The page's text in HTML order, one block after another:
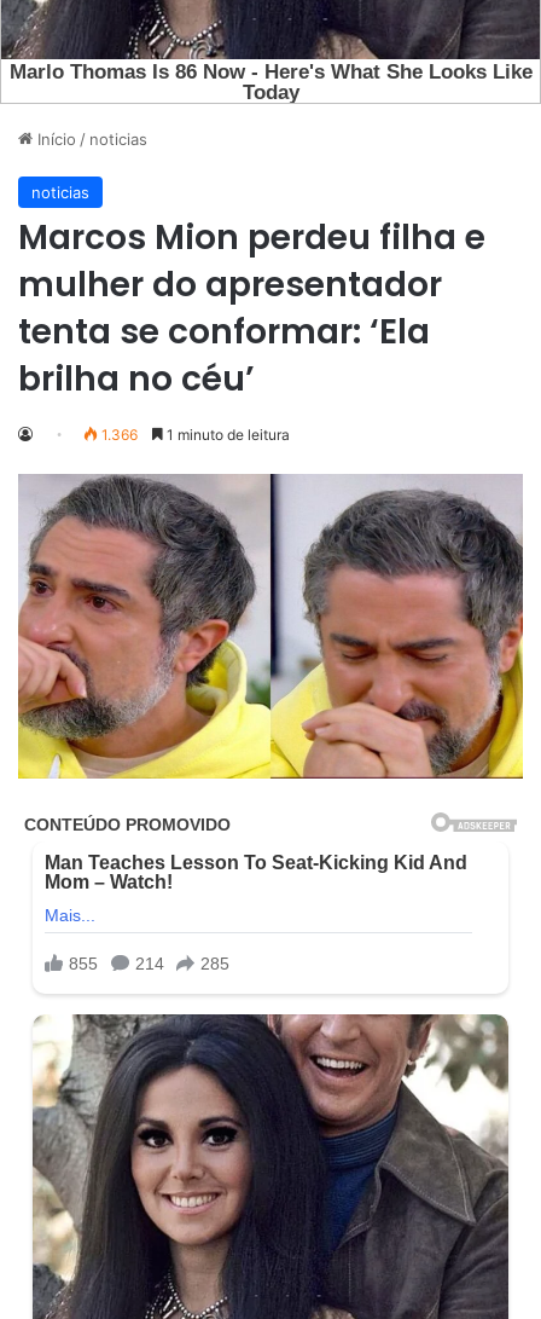
Início / noticias
noticias
Marcos Mion perdeu filha e
mulher do apresentador
tenta se conformar: ‘Ela
brilha no céu’
1.366 1 minuto de leitura